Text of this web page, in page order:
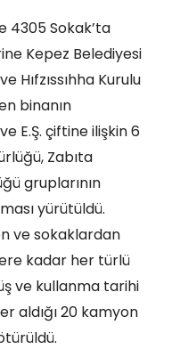
4305 Sokak’ta
Kepez Belediyesi
Hıfzıssıhha Kurulu
binanın
E.Ş. çiftine ilişkin 6
Zabıta
gruplarının
yürütüldü.
ve sokaklardan
kadar her türlü
ve kullanma tarihi
aldığı 20 kamyon